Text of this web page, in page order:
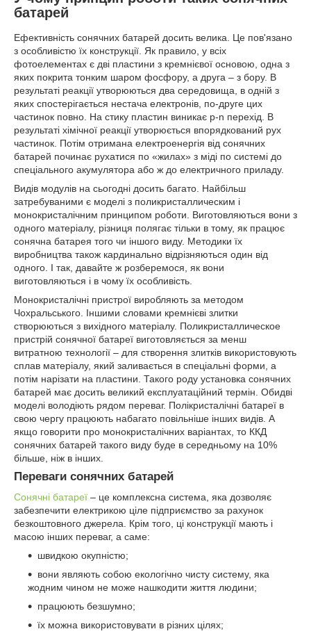
батарей
Ефективність сонячних батарей досить велика. Це пов'язано
з особливістю їх конструкції. Як правило, у всіх
фотоелементах є дві пластини з кремнієвої основою, одна з
яких покрита тонким шаром фосфору, а друга – з бору. В
результаті реакції утворюються два середовища, в одній з
яких спостерігається нестача електронів, по-друге цих
частинок повно. На стику пластин виникає p-n перехід. В
результаті хімічної реакції утворюється впорядкований рух
частинок. Потім отримана електроенергія від сонячних
батарей починає рухатися по «жилах» з міді по системі до
спеціального акумулятора або ж до електричного приладу.
Видів модулів на сьогодні досить багато. Найбільш
затребуваними є моделі з поликристаллическим і
монокристалічним принципом роботи. Виготовляються вони з
одного матеріалу, різниця полягає тільки в тому, як працює
сонячна батарея того чи іншого виду. Методики їх
виробництва також кардинально відрізняються один від
одного. І так, давайте ж розберемося, як вони
виготовляються і в чому їх особливість.
Монокристалічні пристрої виробляють за методом
Чохральського. Іншими словами кремнієві злитки
створюються з вихідного матеріалу. Поликристаллическое
пристрій сонячної батареї виготовляється за менш
витратною технології – для створення злитків використовують
сплав матеріалу, який заливається в спеціальні форми, а
потім нарізати на пластини. Такого роду установка сонячних
батарей має досить великий експлуатаційний термін. Обидві
моделі володіють рядом переваг. Полікристалічні батареї в
свою чергу працюють набагато повільніше інших видів. А
якщо говорити про монокристалічних варіантах, то ККД
сонячних батарей такого виду буде в середньому на 10%
більше, ніж в інших.
Переваги сонячних батарей
Сонячні батареї – це комплексна система, яка дозволяє
забезпечити електрикою ціле підприємство за рахунок
безкоштовного джерела. Крім того, ці конструкції мають і
масою інших переваг, а саме:
швидкою окупністю;
вони являють собою екологічно чисту систему, яка
жодним чином не може нашкодити життя людини;
працюють безшумно;
їх можна використовувати в різних цілях;